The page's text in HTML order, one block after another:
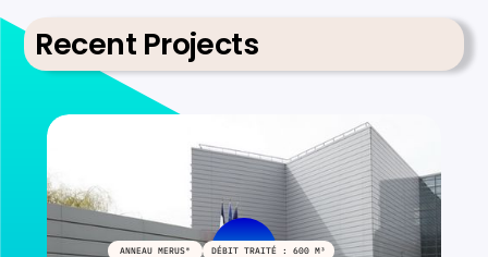
Recent Projects
ANNEAU MERUS® DÉBIT TRAITÉ : 600 M³